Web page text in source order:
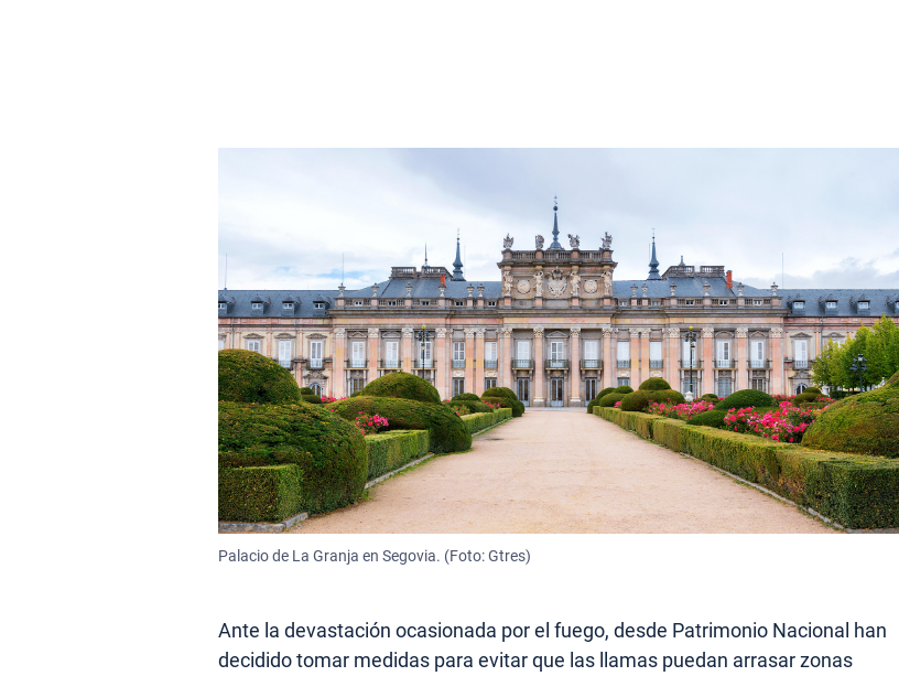
Palacio de La Granja en Segovia. (Foto: Gtres)
Ante la devastación ocasionada por el fuego, desde Patrimonio Nacional han
decidido tomar medidas para evitar que las llamas puedan arrasar zonas